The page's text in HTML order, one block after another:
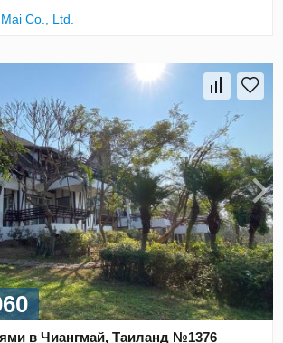
Co., Ltd.
в Чиангмай, Таиланд №1376